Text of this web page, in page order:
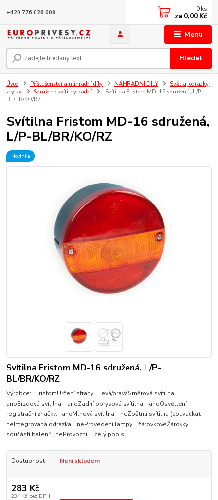
Menu
Hledat
+420 776 026 008 0 ks
za 0,00 Kč
Úvod Příšlušenství a náhradní díly NÁHRADNÍ DÍLY
Světla, odrazky,
krytky
Sdružené svítilny zadní
Svítilna Fristom MD-16 sdružená, L/P-
BL/BR/KO/RZ
Svítilna Fristom MD-16 sdružená,
L/P-BL/BR/KO/RZ
Novinka
Svítilna Fristom MD-16 sdružená, L/P-
BL/BR/KO/RZ
Výrobce: FristomUrčení strany: levá/praváSměrová svítilna:
anoBrzdová svítilna: anoZadní obrysová svítilna: anoOsvětlení
registrační značky: anoMlhová svítilna: neZpětná svítilna (couvačka):
neIntegrovaná odrazka: neProvedení lampy: žárovkovéŽárovky
součástí balení: neProvozní ... celý popis
Dostupnost Není skladem
283 Kč
234 Kč bez DPH